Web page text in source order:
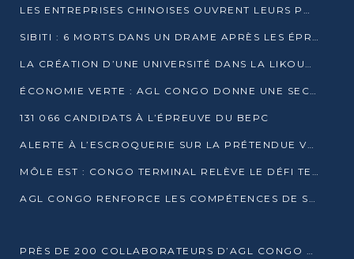
LES ENTREPRISES CHINOISES OUVRENT LEURS PORTES AUX JEUNES DIPLÔMÉS
SIBITI : 6 MORTS DANS UN DRAME APRÈS LES ÉPREUVES DU BEPC
LA CRÉATION D’UNE UNIVERSITÉ DANS LA LIKOUALA AU CŒUR D’UNE RÉFLEXION NATIONALE
ÉCONOMIE VERTE : AGL CONGO DONNE UNE SECONDE VIE À SES DÉCHETS INDUSTRIELS
131 066 CANDIDATS À L’ÉPREUVE DU BEPC
ALERTE À L’ESCROQUERIE SUR LA PRÉTENDUE VENTE DE PARCELLES AFAT
MÔLE EST : CONGO TERMINAL RELÈVE LE DÉFI TECHNIQUE DES SABLES BITUMINEUX
AGL CONGO RENFORCE LES COMPÉTENCES DE SES ÉQUIPES AVEC LA CERTIFICATION CACES® R483
PRÈS DE 200 COLLABORATEURS D’AGL CONGO EN FORMATION JUSQU’EN JUILLET